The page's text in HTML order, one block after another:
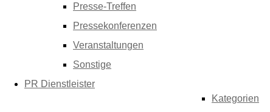
Presse-Treffen
Pressekonferenzen
Veranstaltungen
Sonstige
PR Dienstleister
Kategorien